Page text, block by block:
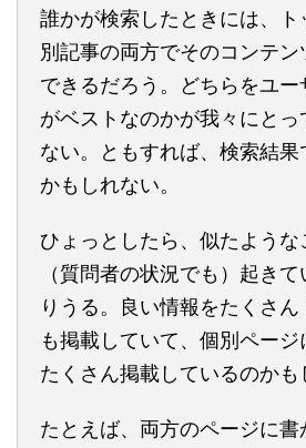
誰かが検索したときには、ト
別記事の両方でそのコンテ
できるだろう。どちらをユ
がベストなのかが我々にとっ
ない。ともすれば、検索結果
かもしれない。
ひょっとしたら、似たような
（質問者の状況でも）起き
りうる。良い情報をたくさ
も掲載していて、個別ペー
たくさん掲載しているのかも
たとえば、両方のページに書